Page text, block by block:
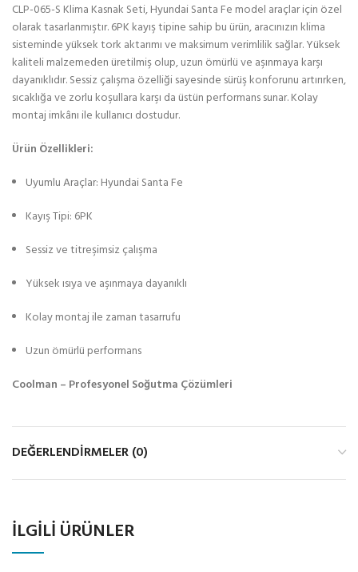
CLP-065-S Klima Kasnak Seti, Hyundai Santa Fe model araçlar için özel
olarak tasarlanmıştır. 6PK kayış tipine sahip bu ürün, aracınızın klima
sisteminde yüksek tork aktarımı ve maksimum verimlilik sağlar. Yüksek
kaliteli malzemeden üretilmiş olup, uzun ömürlü ve aşınmaya karşı
dayanıklıdır. Sessiz çalışma özelliği sayesinde sürüş konforunu artırırken,
sıcaklığa ve zorlu koşullara karşı da üstün performans sunar. Kolay
montaj imkânı ile kullanıcı dostudur.
Ürün Özellikleri:
Uyumlu Araçlar: Hyundai Santa Fe
Kayış Tipi: 6PK
Sessiz ve titreşimsiz çalışma
Yüksek ısıya ve aşınmaya dayanıklı
Kolay montaj ile zaman tasarrufu
Uzun ömürlü performans
Coolman – Profesyonel Soğutma Çözümleri
DEĞERLENDIRMELER (0)
İLGILI ÜRÜNLER